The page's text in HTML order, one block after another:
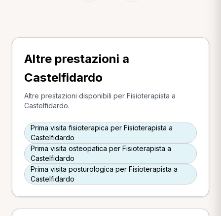
Altre prestazioni a
Castelfidardo
Altre prestazioni disponibili per Fisioterapista a
Castelfidardo.
Prima visita fisioterapica per Fisioterapista a
Castelfidardo
Prima visita osteopatica per Fisioterapista a
Castelfidardo
Prima visita posturologica per Fisioterapista a
Castelfidardo